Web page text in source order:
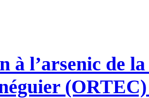
à l’arsenic de